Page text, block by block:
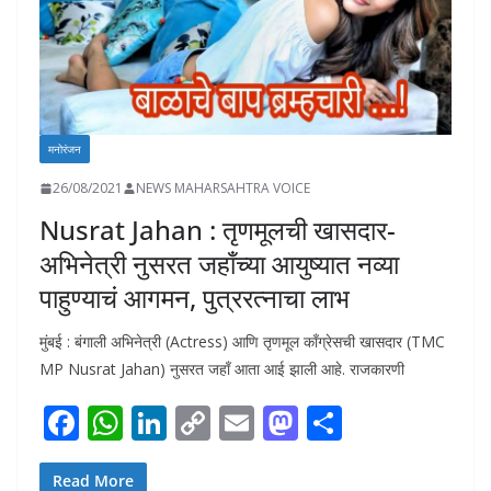
मनोरंजन
26/08/2021 NEWS MAHARSAHTRA VOICE
Nusrat Jahan : तृणमूलची खासदार-
अभिनेत्री नुसरत जहाँच्या आयुष्यात नव्या
पाहुण्याचं आगमन, पुत्ररत्नाचा लाभ
मुंबई : बंगाली अभिनेत्री (Actress) आणि तृणमूल काँग्रेसची खासदार (TMC
MP Nusrat Jahan) नुसरत जहाँ आता आई झाली आहे. राजकारणी
F
ac
W
h
Li C E M
Read More